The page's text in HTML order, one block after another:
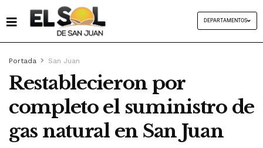
DEPARTAMENTOS
Portada San Juan
Restablecieron por
completo el suministro de
gas natural en San Juan